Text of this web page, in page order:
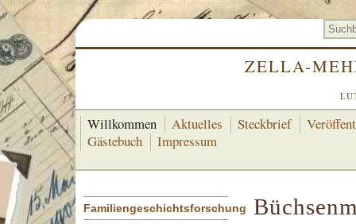
ZELLA-
Willkommen Aktuelles Steckbrief
Gästebuch
Impressum
Familiengeschichtsforschung